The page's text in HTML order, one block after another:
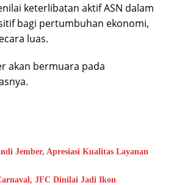
keterlibatan aktif ASN dalam
bagi pertumbuhan ekonomi,
luas.
akan bermuara pada
Jember, Apresiasi Kualitas Layanan
JFC Dinilai Jadi Ikon